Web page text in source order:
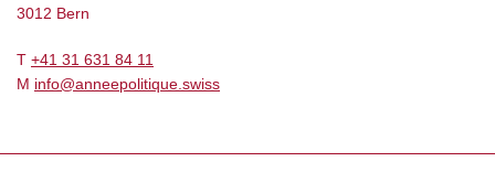
3012 Bern
T +41 31 631 84 11
M info@anneepolitique.swiss